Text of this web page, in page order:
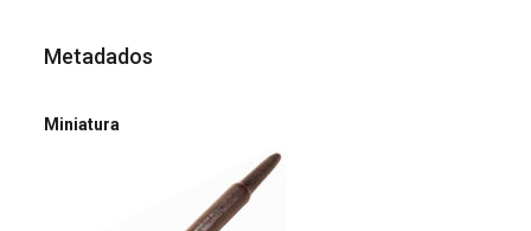
Metadados
Miniatura